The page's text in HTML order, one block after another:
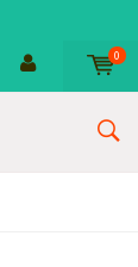
0